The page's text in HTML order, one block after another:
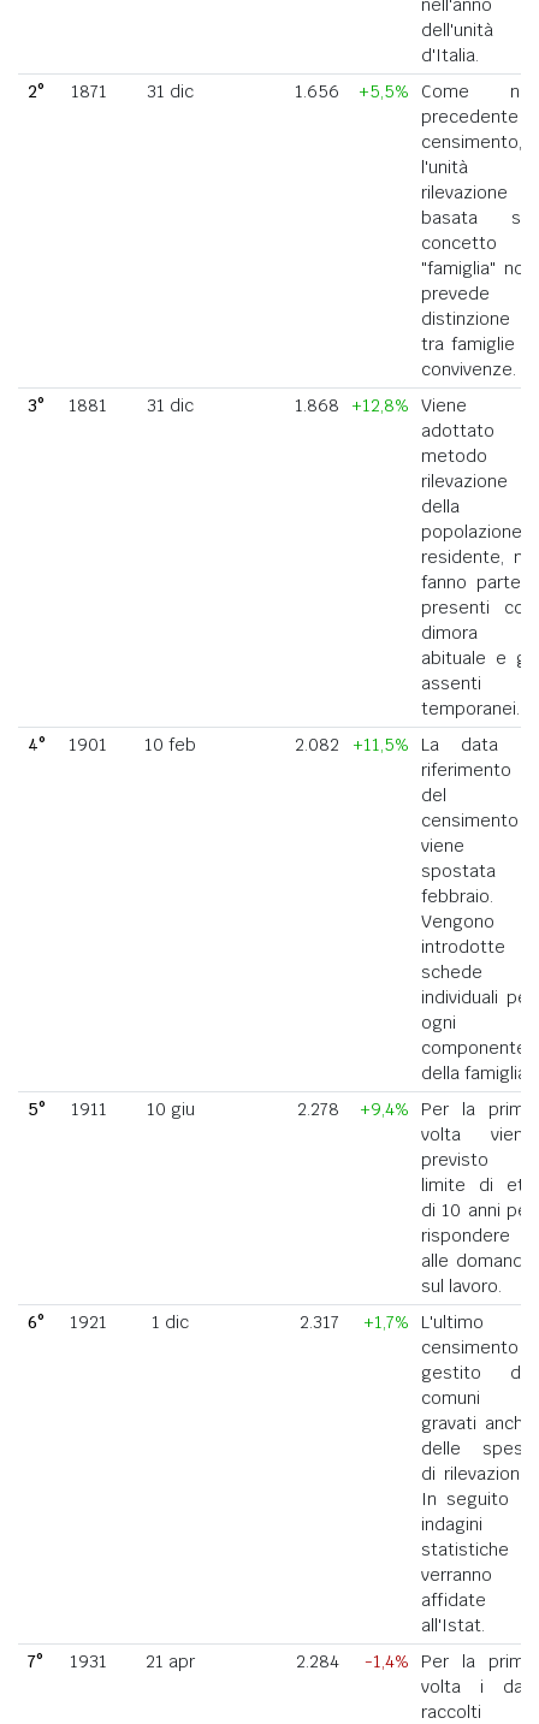
nell'anno
dell'unità
d'Italia.
2°
1871 31 dic 1.656 +5,5%
Come nel
precedente
censimento,
l'unità di
rilevazione
basata sul
concetto di
"famiglia" non
prevede la
distinzione
tra famiglie e
convivenze.
3°
1881 31 dic 1.868 +12,8%
Viene
adottato il
metodo di
rilevazione
della
popolazione
residente, ne
fanno parte i
presenti con
dimora
abituale e gli
assenti
temporanei.
4°
1901 10 feb 2.082 +11,5%
La data di
riferimento
del
censimento
viene
spostata a
febbraio.
Vengono
introdotte
schede
individuali per
ogni
componente
della famiglia.
5°
1911 10 giu 2.278 +9,4%
Per la prima
volta viene
previsto il
limite di età
di 10 anni per
rispondere
alle domande
sul lavoro.
6°
1921 1 dic 2.317 +1,7%
L'ultimo
censimento
gestito dai
comuni
gravati anche
delle spese
di rilevazione.
In seguito le
indagini
statistiche
verranno
affidate
all'Istat.
7°
1931 21 apr 2.284 -1,4%
Per la prima
volta i dati
raccolti